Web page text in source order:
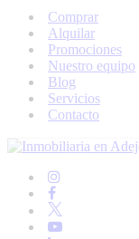
Comprar
Alquilar
Promociones
Nuestro equipo
Blog
Servicios
Contacto